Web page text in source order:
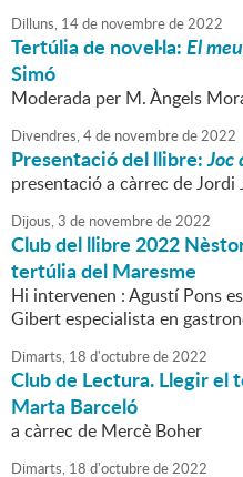
Dilluns, 14de novembrede2022
Tertúlia de novel·la:El
Simó
Moderada per M. Àngels
Divendres,4de novembrede2022
Presentació del llibre:Joc
presentació a càrrec de Jordi
Dijous,3 de novembrede2022
Club del llibre 2022
tertúlia del Maresme
Hi intervenen : Agustí Pons
Gibert especialista en
Dimarts, 18 d'octubrede2022
Club de Lectura. Llegir el
Marta Barceló
a càrrec de Mercè Boher
Dimarts, 18 d'octubrede2022